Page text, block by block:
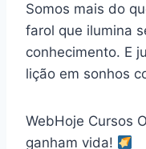
Somos mais do
farol que ilumina
conhecimento. E
lição em sonhos
WebHoje Cursos
ganham vida!